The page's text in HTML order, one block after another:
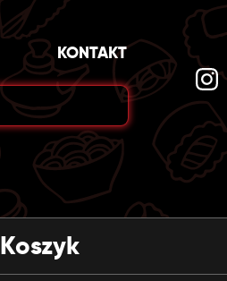
KONTAKT
Koszyk